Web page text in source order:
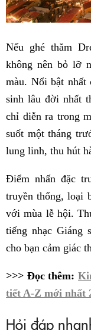
Nếu ghé thăm
không nên bỏ lỡ
màu. Nổi bật nhất
sinh lâu đời nhất
chỉ diễn ra trong
suốt một tháng
lung linh, thu hút
Điểm nhấn đặc
truyền thống, loại
với mùa lễ hội.
tiếng nhạc Giáng
cho bạn cảm giác
>>> Đọc thêm:
tiết A-Z mới nhất
Hỏi đáp